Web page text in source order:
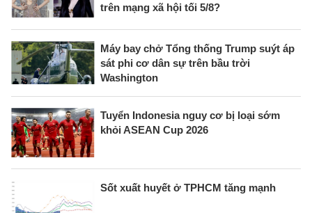
trên mạng xã hội tối 5/8?
Máy bay chở Tổng thống Trump suýt áp
sát phi cơ dân sự trên bầu trời
Washington
Tuyển Indonesia nguy cơ bị loại sớm
khỏi ASEAN Cup 2026
Sốt xuất huyết ở TPHCM tăng mạnh